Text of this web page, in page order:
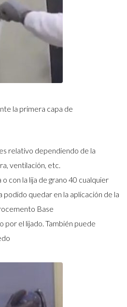
la primera capa de
relativo dependiendo de la
ventilación, etc.
con la lija de grano 40 cualquier
podido quedar en la aplicación de la
Base
por el lijado. También puede